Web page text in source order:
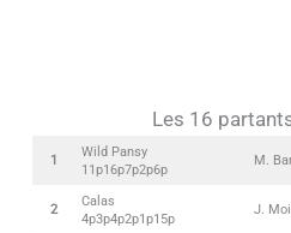
Les 16
1
Wild Pansy
11p16p7p2p6p
M.
2
Calas
4p3p4p2p1p15p
J.